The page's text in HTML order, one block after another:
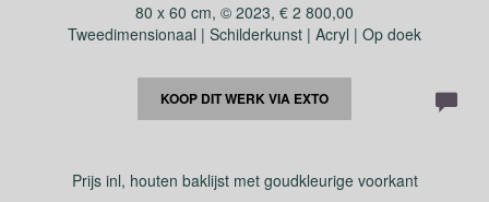
80 x 60 cm, © 2023, € 2 800,00
Tweedimensionaal | Schilderkunst | Acryl | Op doek
KOOP DIT WERK VIA EXTO
Prijs inl, houten baklijst met goudkleurige voorkant